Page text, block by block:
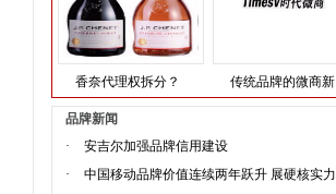
香奈代理权拆分？ 传统品牌的微商新
品牌新闻
·
安吉尔加强品牌信用建设
·
中国移动品牌价值连续两年跃升 展硬核实力